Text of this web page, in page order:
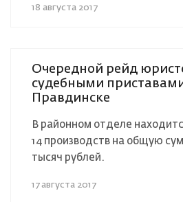
18 августа 2017
Очередной рейд
судебными
Правдинске
В районном отделе
14 производств на общую
тысяч рублей.
17 августа 2017